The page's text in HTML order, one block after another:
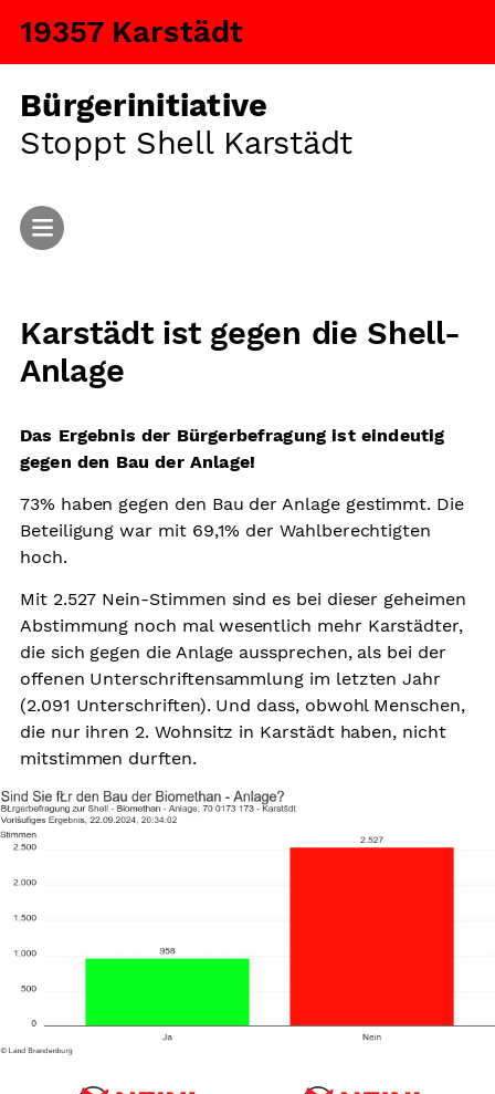
Bürgerinitiative
Stoppt Shell Karstädt
Aktuelles
Fragen und Antworten
Arbeitsplätze
Grundkonsens
Kontakt
Karstädt ist gegen die Shell-
Anlage
Das Ergebnis der Bürgerbefragung ist eindeutig
gegen den Bau der Anlage!
73% haben gegen den Bau der Anlage gestimmt. Die
Beteiligung war mit 69,1% der Wahlberechtigten
hoch.
Mit 2.527 Nein-Stimmen sind es bei dieser geheimen
Abstimmung noch mal wesentlich mehr Karstädter,
die sich gegen die Anlage aussprechen, als bei der
offenen Unterschriftensammlung im letzten Jahr
(2.091 Unterschriften). Und dass, obwohl Menschen,
die nur ihren 2. Wohnsitz in Karstädt haben, nicht
mitstimmen durften.
19357 Karstädt